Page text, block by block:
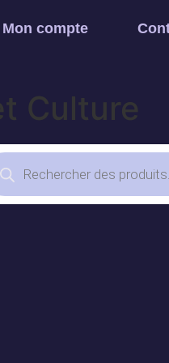
Mon compte
Culture